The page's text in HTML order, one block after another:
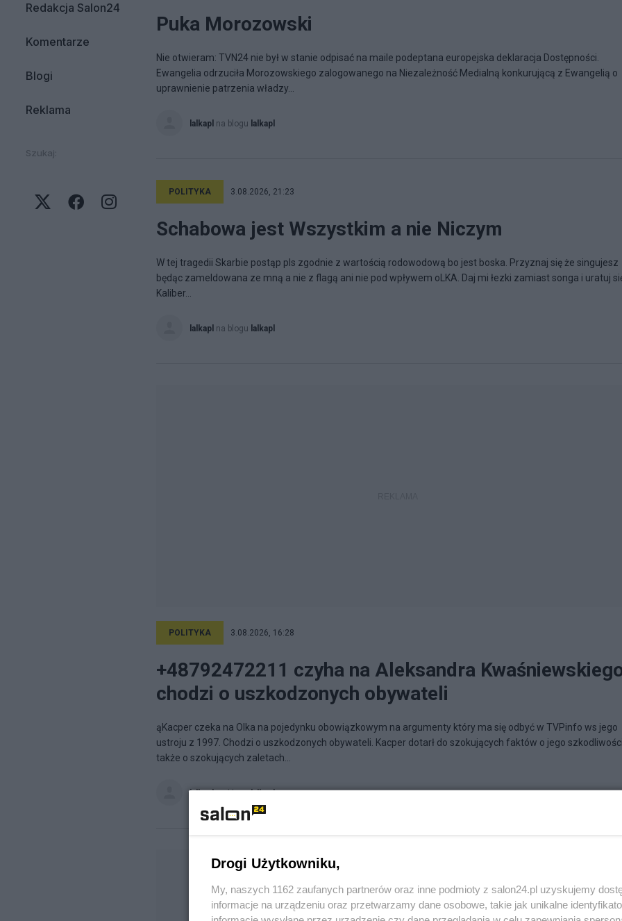
Redakcja Salon24
Komentarze
Blogi
Reklama
Szukaj:
Puka Morozowski
Nie otwieram: TVN24 nie był w stanie odpisać na maile podeptana europejska deklaracja Dostępności.
Ewangelia odrzuciła Morozowskiego zalogowanego na Niezależność Medialną konkurującą z Ewangelią o
uprawnienie patrzenia władzy...
lalkapl na blogu lalkapl
POLITYKA 3.08.2026, 21:23
Schabowa jest Wszystkim a nie Niczym
W tej tragedii Skarbie postąp pls zgodnie z wartością rodowodową bo jest boska. Przyznaj się że singujesz
będąc zameldowana ze mną a nie z flagą ani nie pod wpływem oLKA. Daj mi łezki zamiast songa i uratuj
Kaliber...
lalkapl na blogu lalkapl
POLITYKA 3.08.2026, 16:28
+48792472211 czyha na Aleksandra
chodzi o uszkodzonych obywateli
ąKacper czeka na Olka na pojedynku obowiązkowym na argumenty który ma się odbyć w TVPinfo ws jego
ustroju z 1997. Chodzi o uszkodzonych obywateli. Kacper dotarł do szokujących faktów o jego
także o szokujących zaletach...
lalkapl na blogulalkapl
Drogi Użytkowniku,
My, naszych 1162 zaufanych partnerów oraz inne podmioty z salon24.pl uzyskujemy
informacje na urządzeniu oraz przetwarzamy dane osobowe, takie jak unikalne